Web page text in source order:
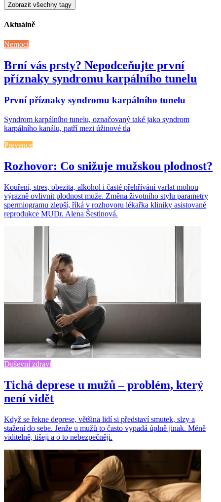
Zobrazit všechny tagy
Aktuálně
Nemoci
Brní vás prsty? Nepodceňujte první
příznaky syndromu karpálního tunelu
První příznaky syndromu karpálního tunelu
Syndrom karpálního tunelu, označovaný také jako syndrom
karpálního kanálu, patří mezi úžinové tla
Prevence
Rozhovor: Co snižuje mužskou plodnost?
Kouření, stres, obezita, alkohol i časté přehřívání varlat mohou
výrazně ovlivnit plodnost muže. Změna životního stylu parametry
spermiogramu zlepší, říká v rozhovoru lékařka kliniky asistované
reprodukce MUDr. Alena Šestinová.
Duševní zdraví
Tichá deprese u mužů – problém, který
není vidět
Když se řekne deprese, většina lidí si představí smutek, slzy a
stažení do sebe. Jenže u mužů to často vypadá úplně jinak. Méně
viditelně, tišeji a o to nebezpečněji.